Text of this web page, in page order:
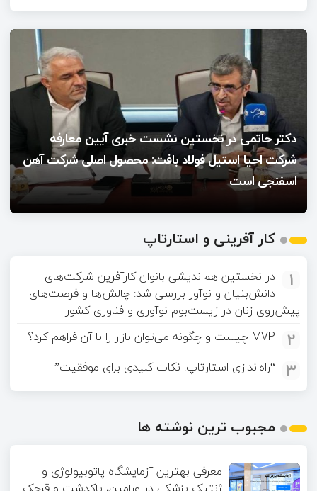
آینده ارتباطات آنلاین؛ چرا کاربران به دنبال فضاهای
تعاملی هدفمند هستند؟
۱۳:۳۰
دکتر حاتمی در نخستین نشست خبری آیین معارفه
شرکت احیا استیل فولاد بافت: محصول اصلی
شرکت آهن اسفنجی است
۱۶:۴۰
دکتر حاتمی در نخستین نشست خبری آیین معارفه
شرکت احیا استیل فولاد بافت: محصول اصلی شرکت آهن
اسفنجی است
کار آفرینی و استارتاپ
1
در نخستین هم‌اندیشی بانوان کارآفرین شرکت‌های
دانش‌بنیان و نوآور بررسی شد: چالش‌ها و فرصت‌های
پیش‌روی زنان در زیست‌بوم نوآوری و فناوری کشور
2 MVP چیست و چگونه می‌توان بازار را با آن فراهم کرد؟
3 “راه‌اندازی استارتاپ: نکات کلیدی برای موفقیت”
مجبوب ترین نوشته ها
معرفی بهترین آزمایشگاه پاتوبیولوژی و